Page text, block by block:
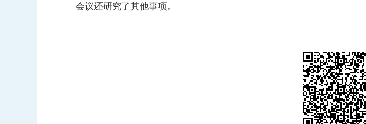
会议还研究了其他事项。